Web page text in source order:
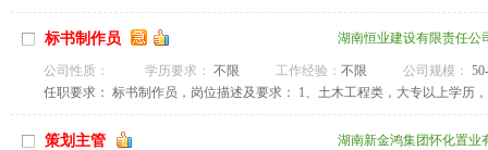
标书制作员 湖南恒业建设有限责任公
公司性质： 学历要求： 不限 工作经验： 不限 公司规模：
任职要求： 标书制作员，岗位描述及要求： 1、土木工程类，大专以上学
标书的制作方法，熟练操作word、office、excel软件等； 4、做事谨慎，具
验者优先;
策划主管 湖南新金鸿集团怀化置业